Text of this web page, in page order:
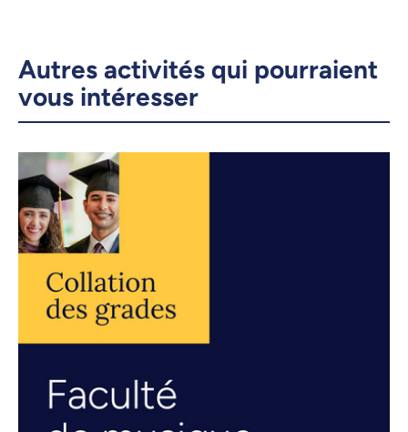
Autres activités qui pourraient
vous intéresser